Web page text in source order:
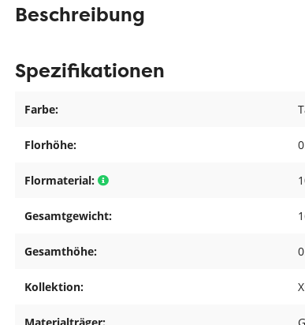
Beschreibung
Spezifikationen
Farbe:
Florhöhe:
Flormaterial:
Gesamtgewicht:
Gesamthöhe:
Kollektion: